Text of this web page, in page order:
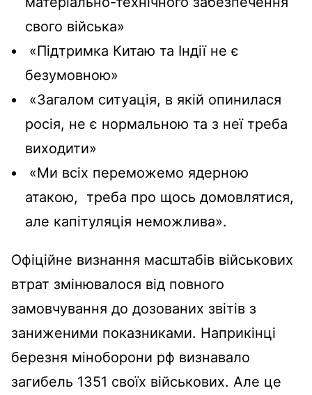
свого війська»
«Підтримка Китаю та Індії не є
безумовною»
«Загалом ситуація, в якій опинилася
росія, не є нормальною та з неї треба
виходити»
«Ми всіх переможемо ядерною
атакою, треба про щось домовлятися,
але капітуляція неможлива».
Офіційне визнання масштабів військових
втрат змінювалося від повного
замовчування до дозованих звітів з
заниженими показниками. Наприкінці
березня міноборони рф визнавало
загибель 1351 своїх військових. Але це